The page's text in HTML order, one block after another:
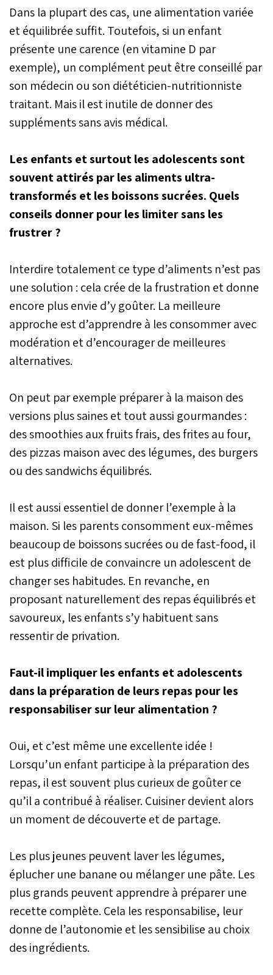
Dans la plupart des cas, une alimentation variée
et équilibrée suffit. Toutefois, si un enfant
présente une carence (en vitamine D par
exemple), un complément peut être conseillé par
son médecin ou son diététicien-nutritionniste
traitant. Mais il est inutile de donner des
suppléments sans avis médical.
Les enfants et surtout les adolescents sont
souvent attirés par les aliments ultra-
transformés et les boissons sucrées. Quels
conseils donner pour les limiter sans les
frustrer ?
Interdire totalement ce type d’aliments n’est pas
une solution : cela crée de la frustration et donne
encore plus envie d’y goûter. La meilleure
approche est d’apprendre à les consommer avec
modération et d’encourager de meilleures
alternatives.
On peut par exemple préparer à la maison des
versions plus saines et tout aussi gourmandes :
des smoothies aux fruits frais, des frites au four,
des pizzas maison avec des légumes, des burgers
ou des sandwichs équilibrés.
Il est aussi essentiel de donner l’exemple à la
maison. Si les parents consomment eux-mêmes
beaucoup de boissons sucrées ou de fast-food, il
est plus difficile de convaincre un adolescent de
changer ses habitudes. En revanche, en
proposant naturellement des repas équilibrés et
savoureux, les enfants s’y habituent sans
ressentir de privation.
Faut-il impliquer les enfants et adolescents
dans la préparation de leurs repas pour les
responsabiliser sur leur alimentation ?
Oui, et c’est même une excellente idée !
Lorsqu’un enfant participe à la préparation des
repas, il est souvent plus curieux de goûter ce
qu’il a contribué à réaliser. Cuisiner devient alors
un moment de découverte et de partage.
Les plus jeunes peuvent laver les légumes,
éplucher une banane ou mélanger une pâte. Les
plus grands peuvent apprendre à préparer une
recette complète. Cela les responsabilise, leur
donne de l’autonomie et les sensibilise au choix
des ingrédients.